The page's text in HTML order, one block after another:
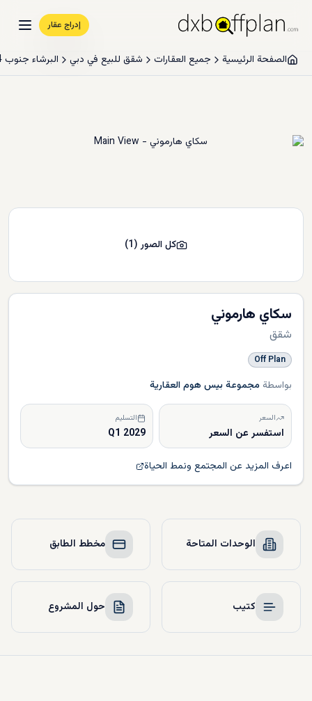
إدراج عقار
الصفحة الرئيسية جميع العقارات شقق للبيع في دبي البرشاء جنوب 4
سكاي هارموني
شقق
Off Plan
بواسطة مجموعة بيس هوم العقارية
السعر
استفسر عن السعر
التسليم
Q1 2029
اعرف المزيد عن المجتمع ونمط الحياة
كل الصور(
1
)
الوحدات المتاحة مخطط الطابق
كتيب حول المشروع